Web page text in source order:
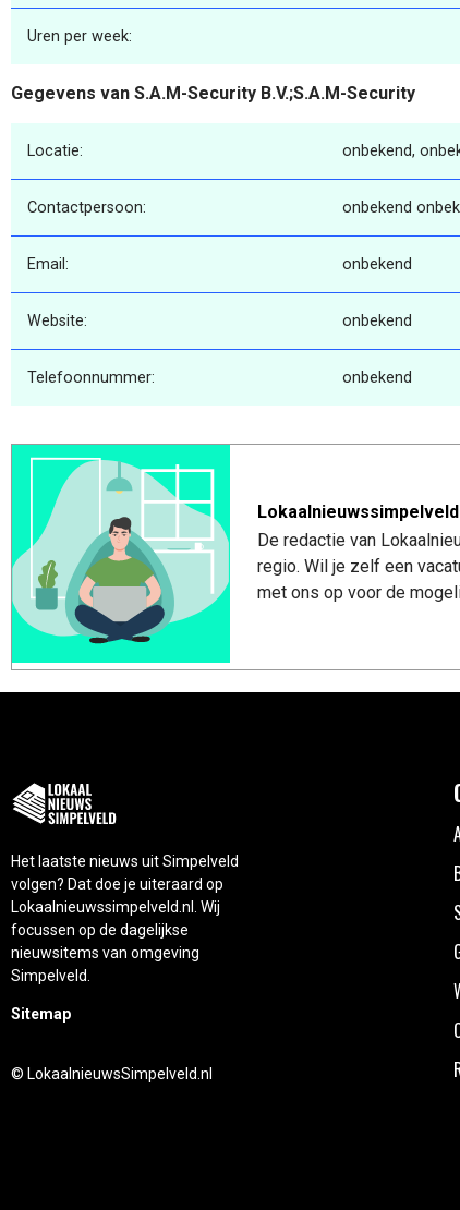
Uren per week:
Gegevens van S.A.M-Security B.V.;S.A.M-Security
Locatie: onbekend,
Contactpersoon: onbekend
Email: onbekend
Website: onbekend
Telefoonnummer: onbekend
De redactie van
regio. Wil je zelf een
met ons op voor de
Het laatste nieuws uit Simpelveld
volgen? Dat doe je uiteraard op
Lokaalnieuwssimpelveld.nl. Wij
focussen op de dagelijkse
nieuwsitems van omgeving
Simpelveld.
Sitemap
© LokaalnieuwsSimpelveld.nl